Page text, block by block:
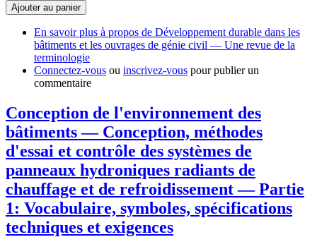
Ajouter au panier
En savoir plus à propos de Développement durable dans les
bâtiments et les ouvrages de génie civil — Une revue de la
terminologie
Connectez-vous ou inscrivez-vous pour publier un
commentaire
Conception de l'environnement des
bâtiments — Conception, méthodes
d'essai et contrôle des systèmes de
panneaux hydroniques radiants de
chauffage et de refroidissement — Partie
1: Vocabulaire, symboles, spécifications
techniques et exigences